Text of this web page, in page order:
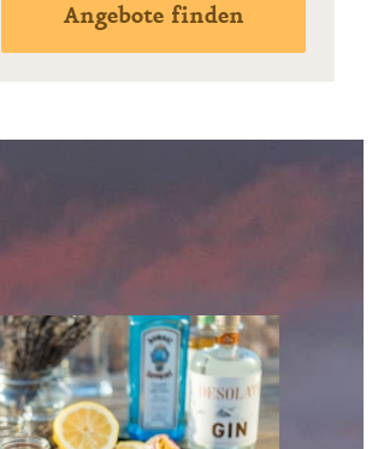
Angebote finden